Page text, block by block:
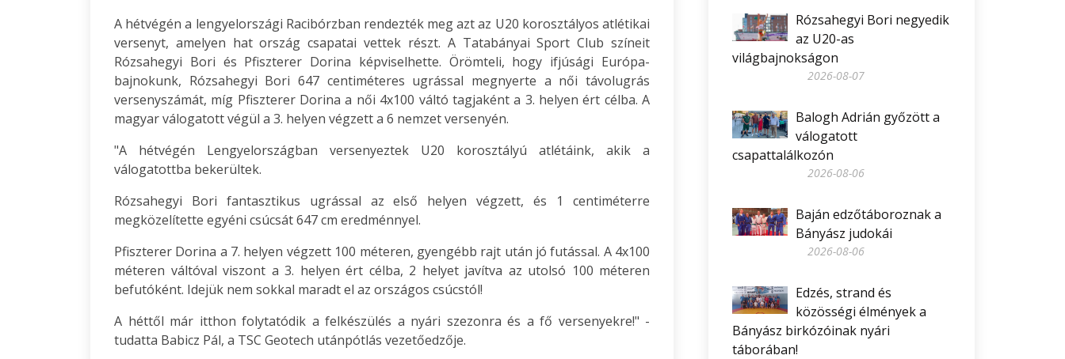
A hétvégén a lengyelországi Racibórzban rendezték meg azt az U20 korosztályos atlétikai
versenyt, amelyen hat ország csapatai vettek részt. A Tatabányai Sport Club színeit
Rózsahegyi Bori és Pfiszterer Dorina képviselhette. Örömteli, hogy ifjúsági Európa-
bajnokunk, Rózsahegyi Bori 647 centiméteres ugrással megnyerte a női távolugrás
versenyszámát, míg Pfiszterer Dorina a női 4x100 váltó tagjaként a 3. helyen ért célba. A
magyar válogatott végül a 3. helyen végzett a 6 nemzet versenyén.
"A hétvégén Lengyelországban versenyeztek U20 korosztályú atlétáink, akik a
válogatottba bekerültek.
Rózsahegyi Bori fantasztikus ugrással az első helyen végzett, és 1 centiméterre
megközelítette egyéni csúcsát 647 cm eredménnyel.
Pfiszterer Dorina a 7. helyen végzett 100 méteren, gyengébb rajt után jó futással. A 4x100
méteren váltóval viszont a 3. helyen ért célba, 2 helyet javítva az utolsó 100 méteren
befutóként. Idejük nem sokkal maradt el az országos csúcstól!
A héttől már itthon folytatódik a felkészülés a nyári szezonra és a fő versenyekre!" -
tudatta Babicz Pál, a TSC Geotech utánpótlás vezetőedzője.
Rózsahegyi Bori negyedik
az U20-as
világbajnokságon
2026-08-07
Balogh Adrián győzött a
válogatott
csapattalálkozón
2026-08-06
Baján edzőtáboroznak a
Bányász judokái
2026-08-06
Edzés, strand és
közösségi élmények a
Bányász birkózóinak nyári
táborában!